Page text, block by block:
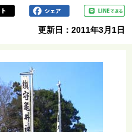
更新日：2011年3月1日